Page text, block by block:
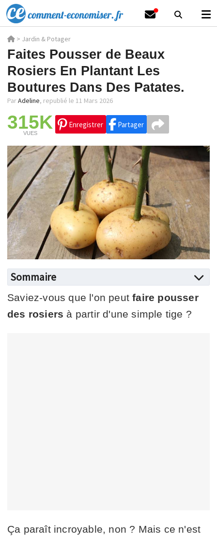
> Jardin & Potager
Faites Pousser de Beaux
Rosiers En Plantant Les
Boutures Dans Des Patates.
ParAdeline, republié le 11 Mars 2026
315K
VUES
Enregistrer Partager
Sommaire
Saviez-vous que l'on peutfaire pousser
des rosiers à partir d'une simple tige ?
Ça paraît incroyable, non ? Mais ce n'est